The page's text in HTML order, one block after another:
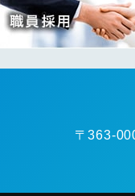
〒363-